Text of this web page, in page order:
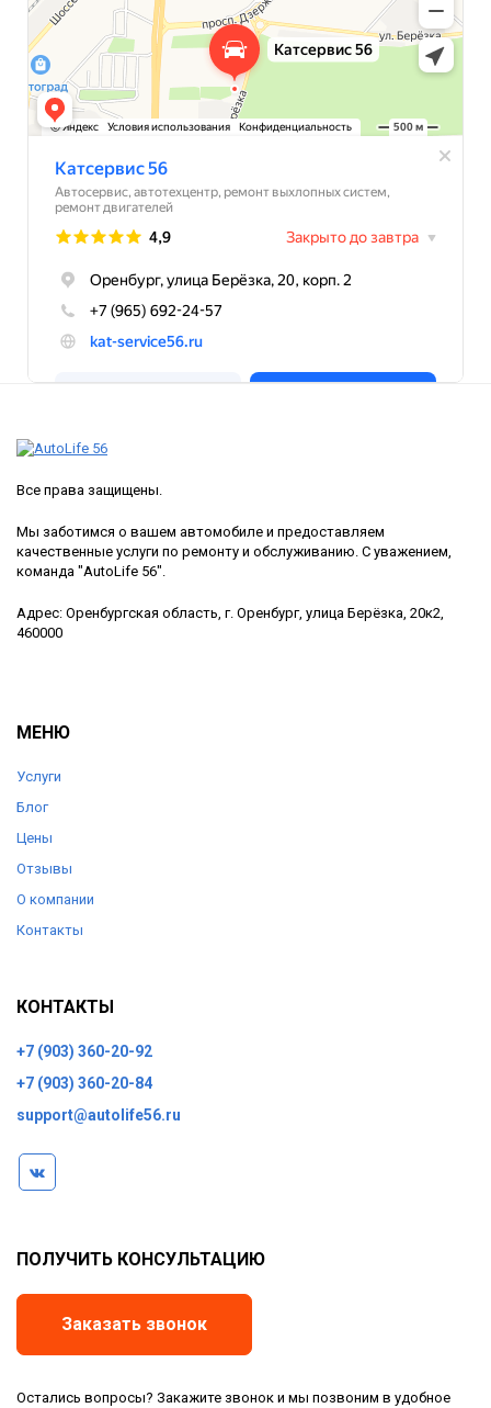
Все права защищены.
Мы заботимся о вашем автомобиле и предоставляем
качественные услуги по ремонту и обслуживанию. С уважением,
команда "AutoLife 56".
Адрес: Оренбургская область, г. Оренбург, улица Берёзка, 20к2,
460000
МЕНЮ
Услуги
Блог
Цены
Отзывы
О компании
Контакты
КОНТАКТЫ
+7 (903) 360-20-92
+7 (903) 360-20-84
support@autolife56.ru
ПОЛУЧИТЬ КОНСУЛЬТАЦИЮ
Заказать звонок
Остались вопросы? Закажите звонок и мы позвоним в удобное